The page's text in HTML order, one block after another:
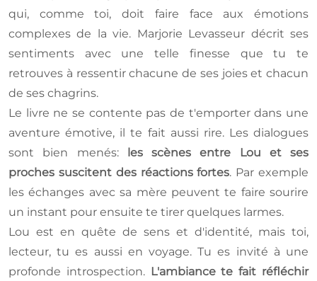
qui, comme toi, doit faire face aux émotions
complexes de la vie. Marjorie Levasseur décrit ses
sentiments avec une telle finesse que tu te
retrouves à ressentir chacune de ses joies et chacun
de ses chagrins.
Le livre ne se contente pas de t'emporter dans une
aventure émotive, il te fait aussi rire. Les dialogues
sont bien menés:
les scènes entre Lou et ses
proches suscitent des réactions fortes. Par exemple
les échanges avec sa mère peuvent te faire sourire
un instant pour ensuite te tirer quelques larmes.
Lou est en quête de sens et d'identité, mais toi,
lecteur, tu es aussi en voyage. Tu es invité à une
profonde introspection. L'ambiance te fait réfléchir